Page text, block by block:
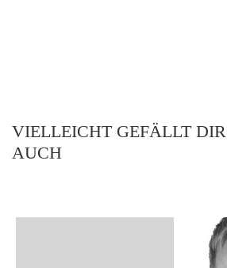
VIELLEICHT GEFÄLLT DIR
AUCH